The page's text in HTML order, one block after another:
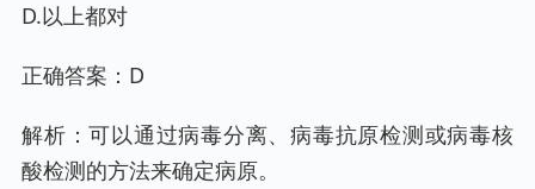
D.以上都对
正确答案：D
解析：可以通过病毒分离、病毒抗原检测或病毒核
酸检测的方法来确定病原。